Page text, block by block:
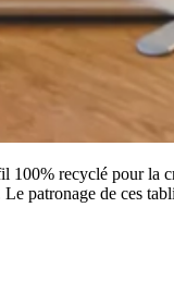
100% recyclé pour la
patronage de ces